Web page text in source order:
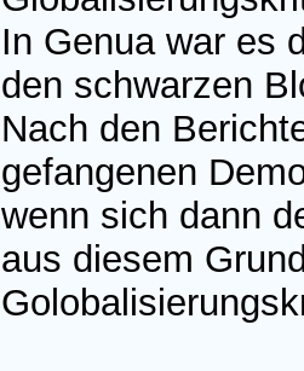
In Genua war es
den schwarzen
Nach den
gefangenen
wenn sich dann
aus diesem